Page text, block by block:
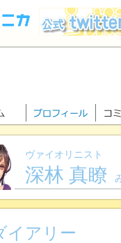
ヴァイオリニスト
深林 真瞭
イアリー